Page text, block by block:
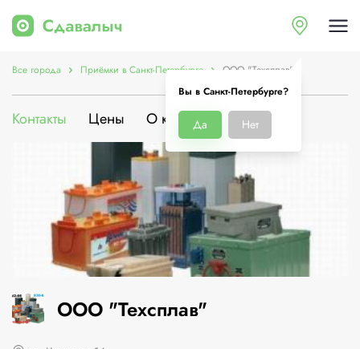
Вы в Санкт-Петербурге?
Да Нет
Все города Приёмки в Санкт-Петербурге ООО "Техсплав"
Контакты Цены О компании
ООО "Техсплав"